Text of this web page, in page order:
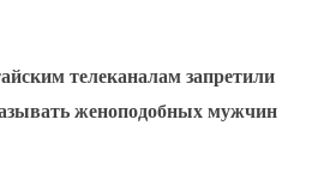
телеканалам запретили
женоподобных мужчин